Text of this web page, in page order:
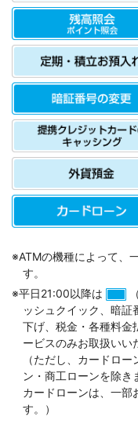
※
コメジルシ
ATMの機種によって、
す。
※平日21:00以降は
ッシュクイック、暗証
下げ、税金・各種料
ービスのみお取扱いい
（ただし、カードロ
ン・商工ローンを除
カードローンは、一部
す。）